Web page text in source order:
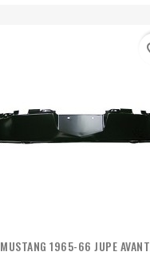
MUSTANG 1965-66 JUPE